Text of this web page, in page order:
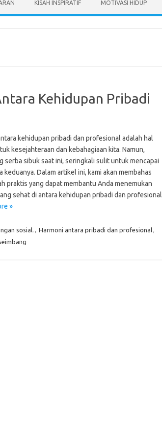
KISAH INSPIRATIF MOTIVASI HIDUP
Kehidupan Pribadi
kehidupan pribadi dan profesional adalah hal
kesejahteraan dan kebahagiaan kita. Namun,
serba sibuk saat ini, seringkali sulit untuk mencapai
keduanya. Dalam artikel ini, kami akan membahas
praktis yang dapat membantu Anda menemukan
sehat di antara kehidupan pribadi dan profesional
»
sosial. , Harmoni antara pribadi dan profesional,